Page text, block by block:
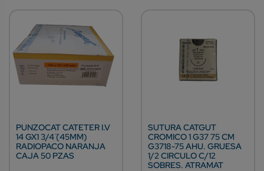
PUNZOCAT CATETER I.V
14 GX1 3/4¨ (45MM)
RADIOPACO NARANJA
CAJA 50 PZAS
SUTURA CATGUT
CROMICO 1 G37 75 CM
G3718-75 AHU. GRUESA
1/2 CIRCULO C/12
SOBRES. ATRAMAT